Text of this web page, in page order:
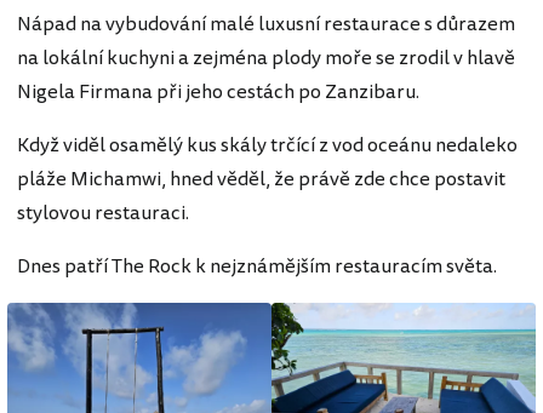
Nápad na vybudování malé luxusní restaurace s důrazem
na lokální kuchyni a zejména plody moře se zrodil v hlavě
Nigela Firmana při jeho cestách po Zanzibaru.
Když viděl osamělý kus skály trčící z vod oceánu nedaleko
pláže Michamwi, hned věděl, že právě zde chce postavit
stylovou restauraci.
Dnes patří The Rock k nejznámějším restauracím světa.